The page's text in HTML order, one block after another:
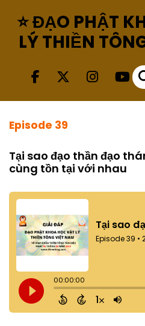
⭐ ĐẠO PHẬT
LÝ THIỀN
Episode 39
Tại sao đạo thần đạo
cùng tồn tại với nhau